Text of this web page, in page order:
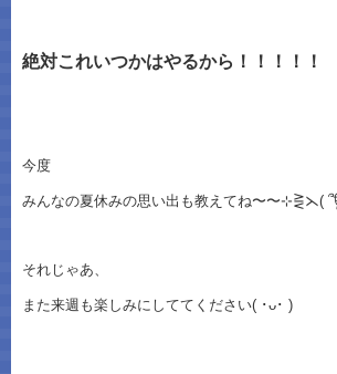
絶対これいつかはやるから！！！！！
今度
みんなの夏休みの思い出も教えてね〜〜⊹⋛⋋(
それじゃあ、
また来週も楽しみにしててください( ･ᴗ･ )